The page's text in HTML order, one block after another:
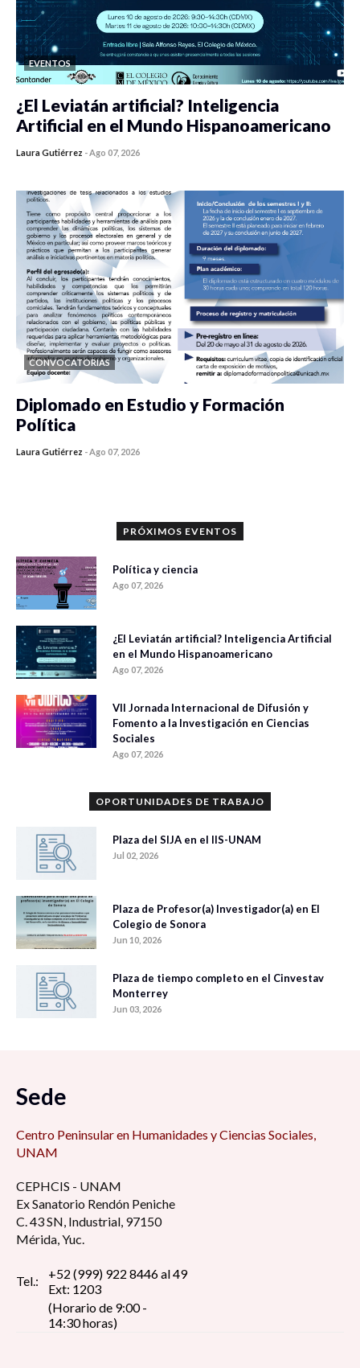
EVENTOS
¿El Leviatán artificial? Inteligencia
Artificial en el Mundo Hispanoamericano
Laura Gutiérrez -Ago 07, 2026
CONVOCATORIAS
Diplomado en Estudio y Formación
Política
Laura Gutiérrez -Ago 07, 2026
PRÓXIMOS EVENTOS
Política y ciencia
Ago 07, 2026
¿El Leviatán artificial? Inteligencia Artificial
en el Mundo Hispanoamericano
Ago 07, 2026
VII Jornada Internacional de Difusión y
Fomento a la Investigación en Ciencias
Sociales
Ago 07, 2026
OPORTUNIDADES DE TRABAJO
Plaza del SIJA en el IIS-UNAM
Jul 02, 2026
Plaza de Profesor(a) Investigador(a) en El
Colegio de Sonora
Jun 10, 2026
Plaza de tiempo completo en el Cinvestav
Monterrey
Jun 03, 2026
Sede
Centro Peninsular en Humanidades y Ciencias Sociales,
UNAM
CEPHCIS - UNAM
Ex Sanatorio Rendón Peniche
C. 43 SN, Industrial, 97150
Mérida, Yuc.
Tel.:
+52 (999) 922 8446 al 49
Ext: 1203
(Horario de 9:00 -
14:30 horas)